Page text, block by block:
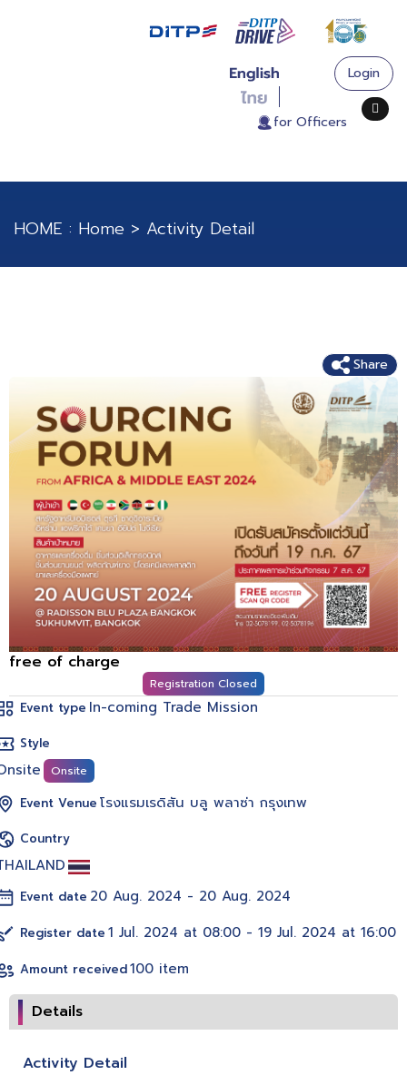
Login
. for Officers
HOME : Home > Activity Detail
Share
free of charge
Registration Closed
Event type In-coming Trade Mission
Style
Onsite
Event Venue โรงแรมเรดิสัน บลู พลาซ่า กรุงเทพ
Country
Event date 20 Aug. 2024 - 20 Aug. 2024
Register date 1 Jul. 2024 at 08:00 - 19 Jul. 2024 at 16:00
Amount received100 item
Details
Activity Detail